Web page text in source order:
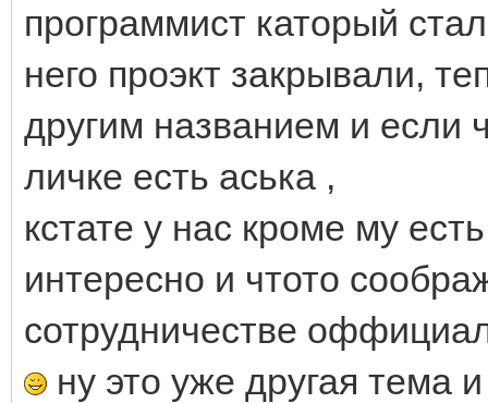
программист каторый
него проэкт закрывали,
другим названием и если
личке есть аська ,
кстате у нас кроме му
интересно и чтото
сотрудничестве
ну это уже другая тема